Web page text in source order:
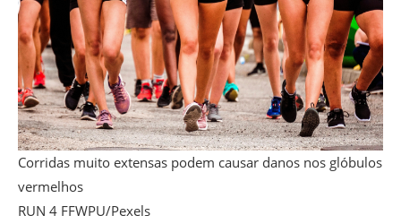
Corridas muito extensas podem causar danos nos glóbulos
vermelhos
RUN 4 FFWPU/Pexels